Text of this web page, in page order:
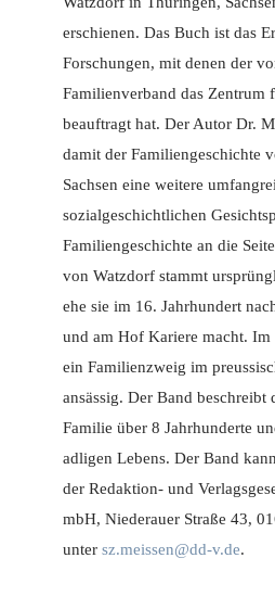
erschienen. Das Buch ist das
Forschungen, mit denen der
Familienverband das Zentrum
beauftragt hat. Der Autor Dr.
damit der Familiengeschichte
Sachsen eine weitere
sozialgeschichtlichen
Familiengeschichte an die
von Watzdorf stammt
ehe sie im 16. Jahrhundert
und am Hof Kariere macht.
ein Familienzweig im
ansässig. Der Band
Familie über 8 Jahrhunderte
adligen Lebens. Der Band
der Redaktion- und
mbH, Niederauer Straße 43,
unter sz.meissen@dd-v.de.